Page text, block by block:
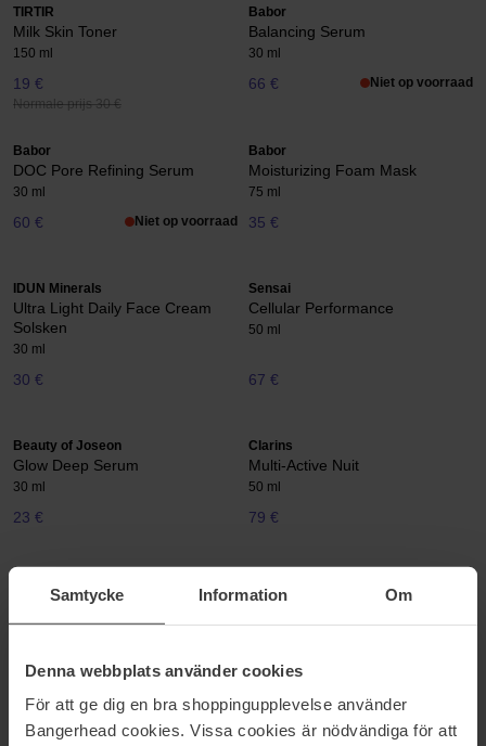
Samtycke Information Om
Denna webbplats använder cookies
För att ge dig en bra shoppingupplevelse använder
Bangerhead cookies. Vissa cookies är nödvändiga för att
TIRTIR
Milk Skin Toner
150 ml
19 €
Normale prijs 30 €
Babor
Balancing Serum
30 ml
66 € Niet op voorraad
Babor
DOC Pore Refining Serum
30 ml
60 € Niet op voorraad
Babor
Moisturizing Foam Mask
75 ml
35 €
IDUN Minerals
Ultra Light Daily Face Cream
Solsken
30 ml
30 €
Sensai
Cellular Performance
50 ml
67 €
Beauty of Joseon
Glow Deep Serum
30 ml
23 €
Clarins
Multi-Active Nuit
50 ml
79 €
Cellular Performance
100 ml
UFO Mask
42 g
MANTLE
The Dream Mask
Beauty of Joseon
Revive Serum